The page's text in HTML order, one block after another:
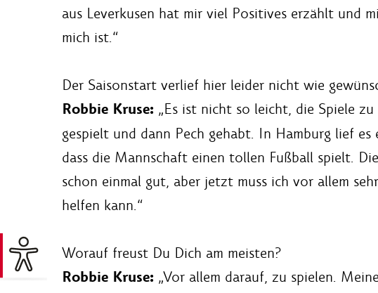
aus Leverkusen hat mir viel Positives erzählt und
mich ist.“
Der Saisonstart verlief hier leider nicht wie
Robbie Kruse: „Es ist nicht so leicht, die Spiele
gespielt und dann Pech gehabt. In Hamburg lief
dass die Mannschaft einen tollen Fußball spielt.
schon einmal gut, aber jetzt muss ich vor allem
helfen kann.“
Worauf freust Du Dich am meisten?
Robbie Kruse: „Vor allem darauf, zu spielen.